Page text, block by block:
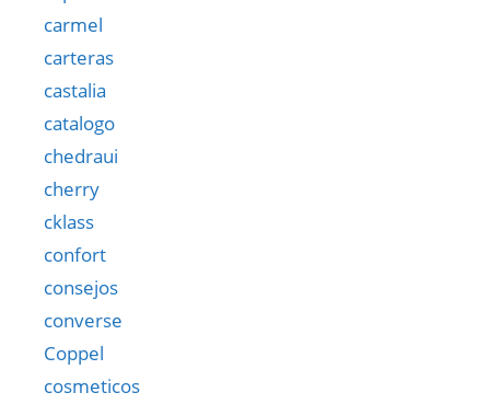
carmel
carteras
castalia
catalogo
chedraui
cherry
cklass
confort
consejos
converse
Coppel
cosmeticos